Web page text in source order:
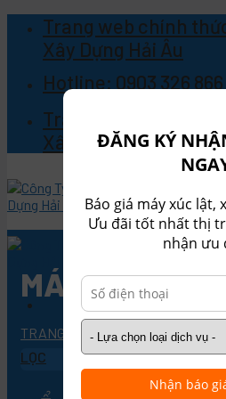
content
Trang web chính
Xây Dựng Hải Âu
Hotline: 0903 326 866
Trang web chính
Xây Dựng Hải Âu
Sản Phẩm
Máy xúc lật
Máy xúc lật
Máy xúc lật
MÁY XÚC LẬT
TRANG CHỦ / MÁY XÚC LẬT/
LỌC
ĐĂNG KÝ
Báo giá máy xúc lật,
Ưu đãi tốt nhất thị
nhận ưu
Nhận báo